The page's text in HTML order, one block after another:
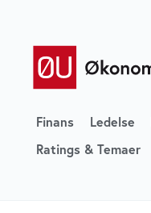
Finans Ledelse
Ratings & Temaer